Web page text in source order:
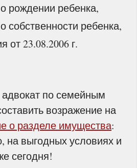
рождении ребенка,
собственности ребенка,
от 23.08.2006 г.
по семейным
возражение на
о разделе имущества:
на выгодных условиях и
сегодня!